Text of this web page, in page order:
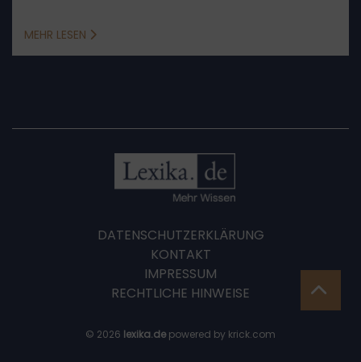
MEHR LESEN
DATENSCHUTZERKLÄRUNG
KONTAKT
IMPRESSUM
RECHTLICHE HINWEISE
© 2026 lexika.depowered by krick.com